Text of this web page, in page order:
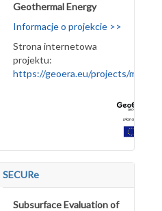
Geothermal Energy
Informacje o projekcie >>
Strona internetowa
projektu:
https://geoera.eu/projects/muse3
SECURe
Subsurface Evaluation of